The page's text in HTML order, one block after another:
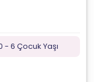
- 6 Çocuk Yaşı